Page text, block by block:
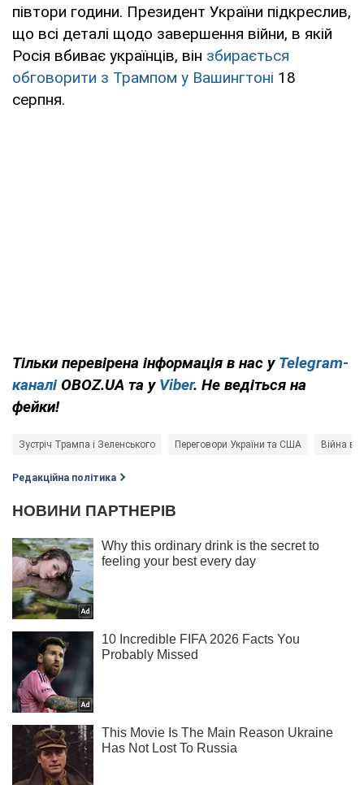
півтори години. Президент України підкреслив,
що всі деталі щодо завершення війни, в якій
Росія вбиває українців, він збирається
обговорити з Трампом у Вашингтоні 18
серпня.
Тільки перевірена інформація в нас у Telegram-
каналі OBOZ.UA та у Viber. Не ведіться на
фейки!
Зустріч Трампа і Зеленського Переговори України та США Війна в
Редакційна політика